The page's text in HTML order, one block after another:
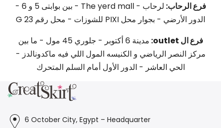
فرع الرحاب:
لرحاب - The yerd mall - بين بوابتى 5 و 6 -
الدور الأرضي - بجوار محل PIXI للشوزات - محل رقم G 23
فرع ال outlet:
مدينة 6 أكتوبر - جلوري 45 مول - ما بين
مركز النصر الرياضي و الكنيسه المول اللي فيه ماكدونالدز -
الحي العاشر - الدور الأول أمام السلم المتحرك
6 October City, Egypt – Headquarter